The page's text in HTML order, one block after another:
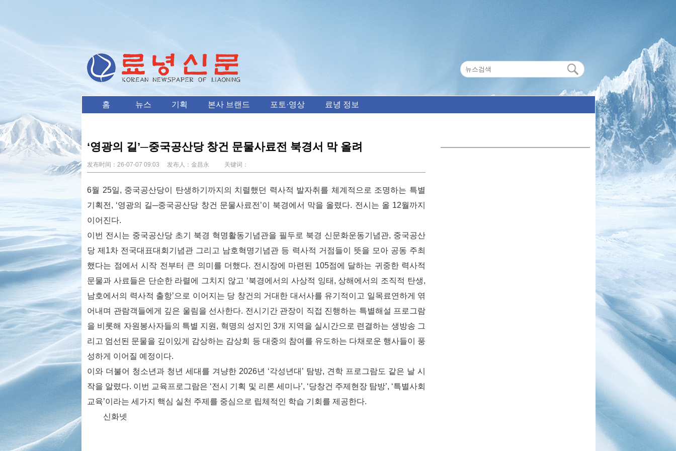
홈 뉴스 기획 본사 브랜드 포토·영상 료녕 정보
‘영광의 길’─중국공산당 창건 문물사료전 북경서 막 올려
发布时间： 26-07-07 09:03 发布人： 金昌永 关键词：
6월 25일, 중국공산당이 탄생하기까지의 치렬했던 력사적 발자취를 체계적으로 조명하는 특별
기획전, ‘영광의 길─중국공산당 창건 문물사료전’이 북경에서 막을 올렸다. 전시는 올 12월까지
이어진다.
이번 전시는 중국공산당 초기 북경 혁명활동기념관을 필두로 북경 신문화운동기념관, 중국공산
당 제1차 전국대표대회기념관 그리고 남호혁명기념관 등 력사적 거점들이 뜻을 모아 공동 주최
했다는 점에서 시작 전부터 큰 의미를 더했다. 전시장에 마련된 105점에 달하는 귀중한 력사적
문물과 사료들은 단순한 라렬에 그치지 않고 ‘북경에서의 사상적 잉태, 상해에서의 조직적 탄생,
남호에서의 력사적 출항’으로 이어지는 당 창건의 거대한 대서사를 유기적이고 일목료연하게 엮
어내며 관람객들에게 깊은 울림을 선사한다. 전시기간 관장이 직접 진행하는 특별해설 프로그람
을 비롯해 자원봉사자들의 특별 지원, 혁명의 성지인 3개 지역을 실시간으로 련결하는 생방송 그
리고 엄선된 문물을 깊이있게 감상하는 감상회 등 대중의 참여를 유도하는 다채로운 행사들이 풍
성하게 이어질 예정이다.
이와 더불어 청소년과 청년 세대를 겨냥한 2026년 ‘각성년대’ 탐방, 견학 프로그람도 같은 날 시
작을 알렸다. 이번 교육프로그람은 ‘전시 기획 및 리론 세미나’, ‘당창건 주제현장 탐방’, ‘특별사회
교육’이라는 세가지 핵심 실천 주제를 중심으로 립체적인 학습 기회를 제공한다.
신화넷